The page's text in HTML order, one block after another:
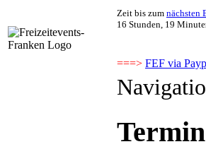
Zeit bis zum nächsten
16 Stunden, 19
===> FEF via